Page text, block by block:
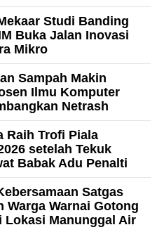
Studi Banding
Buka Jalan Inovasi
Mikro
Sampah Makin
Ilmu Komputer
Netrash
Raih Trofi Piala
setelah Tekuk
Babak Adu Penalti
Satgas
Warga Warnai Gotong
Lokasi Manunggal Air